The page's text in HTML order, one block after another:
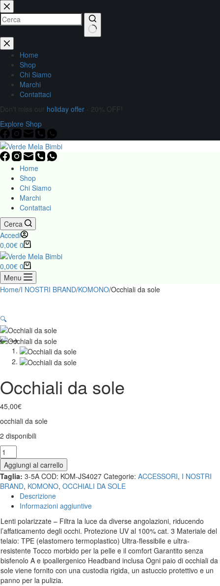
Home
Shop
Chi Siamo
Marchi
Contattaci
Don't miss our holiday offer - 20% OFF!
Explore Shop
Home
Shop
Chi Siamo
Marchi
Contattaci
Cerca
Accedi
0,00€ 0
0,00€ 0
Menu
Home/I NOSTRI BRAND/KOMONO/Occhiali da sole
🔍
Occhiali da sole
45,00€
occhiali da sole
2 disponibili
Aggiungi al carrello
Taglia: 3-5A COD: KOM-JS4027 Categorie: ACCESSORI, I NOSTRI
BRAND, KOMONO, OCCHIALI DA SOLE
Descrizione
Informazioni aggiuntive
Lenti polarizzate – Filtra la luce da diverse angolazioni, riducendo
l’affaticamento degli occhi. Protezione UV al 100% cat. 3 Materiale del
telaio: TPE (elastomero termoplastico) Ultra-flessibile e ultra-
resistente Tocco morbido per la pelle e il comfort Garantito senza
bisfenolo A e ipoallergenico Headband inclusa Ogni paio di occhiali da
sole viene fornito con una custodia rigida, un astuccio protettivo e un
panno per la pulizia.